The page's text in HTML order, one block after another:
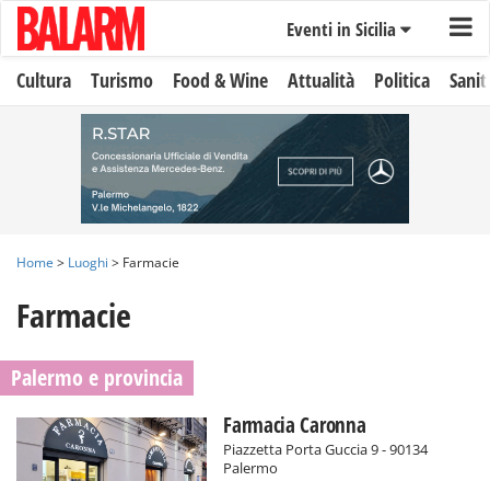
Eventi in Sicilia
Cultura Turismo Food & Wine Attualità Politica
Home > Luoghi > Farmacie
Farmacie
Palermo e provincia
Farmacia Caronna
Piazzetta Porta Guccia 9 - 90134
Palermo